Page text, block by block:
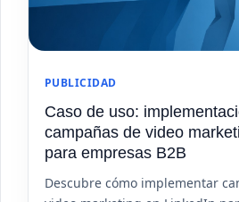
PUBLICIDAD
Caso de uso:
campañas de video
para empresas B2B
Descubre cómo implementar